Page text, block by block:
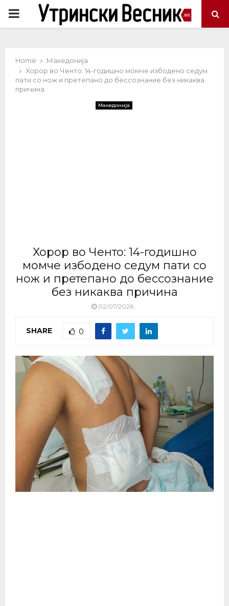
PRIMARY
Home
Македонија
Хорор во Ченто: 14-годишно момче избодено седум
пати со нож и претепано до бессознание без никаква
причина
Македонија
Хорор во Ченто: 14-годишно
момче избодено седум пати со
нож и претепано до бессознание
без никаква причина
02/07/2026
SHARE 0